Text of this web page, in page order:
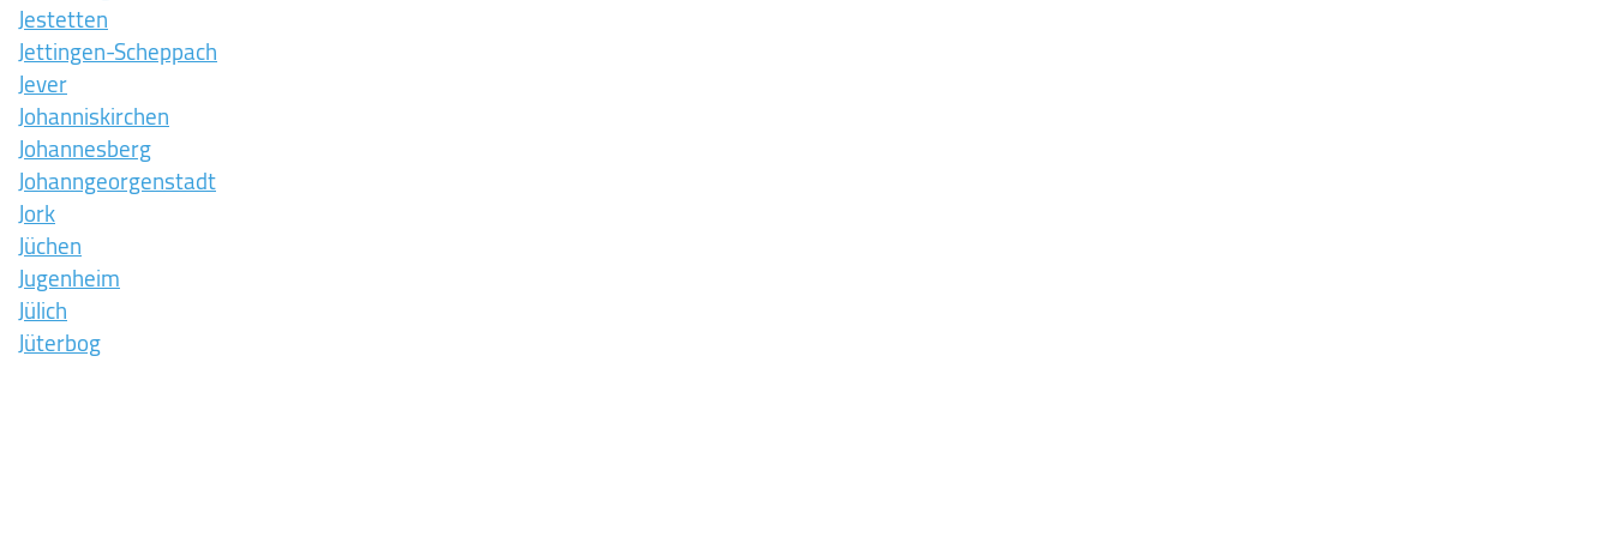
Jestetten
Jettingen-Scheppach
Jever
Johanniskirchen
Johannesberg
Johanngeorgenstadt
Jork
Jüchen
Jugenheim
Jülich
Jüterbog